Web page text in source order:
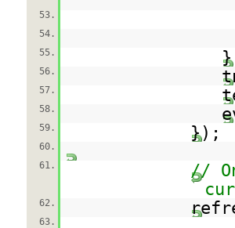
53.
54.
55.
}
56.
57.
58.
59. });
60.
61.
//
62.
63.